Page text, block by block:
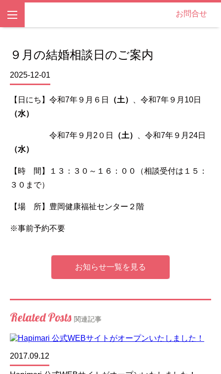
お問合せ
９月の結婚相談日のご案内
2025-12-01
【日にち】令和7年９月６日 （土）
、令和7年９月10日
（水）
令和7年９月2０日 （土）
、令和7年９月24日
（水）
【時 間】１３：３０～１６：００（相談受付は１５：
３０まで）
【場 所】豊岡健康福祉センター２階
※事前予約不要
お知らせ一覧を見る
Related Posts 関連記事
2017.09.12